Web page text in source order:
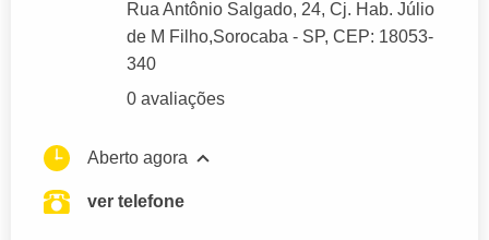
Rua Antônio Salgado, 24, Cj. Hab. Júlio
de M Filho,Sorocaba - SP, CEP: 18053-
340
0 avaliações
Aberto agora
ver telefone